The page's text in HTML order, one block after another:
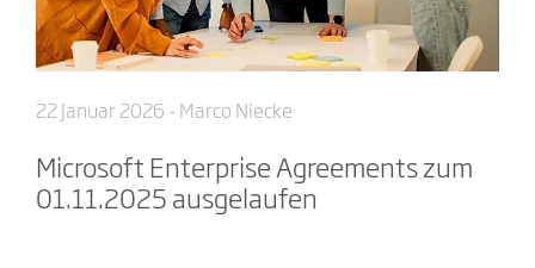
22 Januar 2026 - Marco Niecke
Microsoft Enterprise Agreements zum
01.11.2025 ausgelaufen